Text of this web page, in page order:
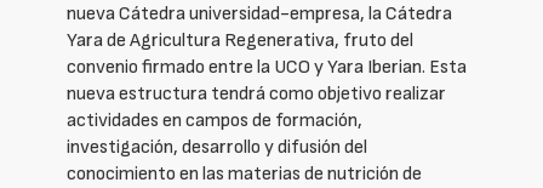
nueva Cátedra universidad-empresa, la Cátedra
Yara de Agricultura Regenerativa, fruto del
convenio firmado entre la UCO y Yara Iberian. Esta
nueva estructura tendrá como objetivo realizar
actividades en campos de formación,
investigación, desarrollo y difusión del
conocimiento en las materias de nutrición de